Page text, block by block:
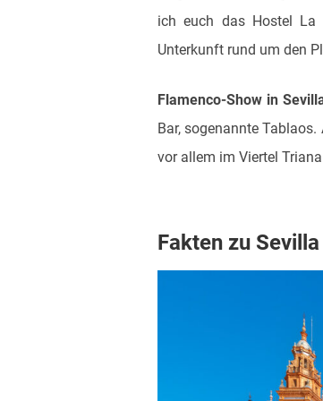
ich euch das Hostel La
Unterkunft rund um den
Flamenco-Show in
Bar, sogenannte
vor allem im Viertel
Fakten zu Sevilla